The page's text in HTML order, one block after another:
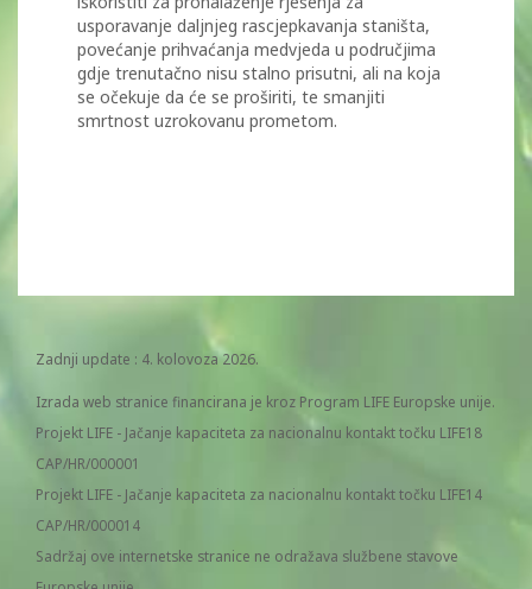
usporavanje daljnjeg rascjepkavanja staništa,
povećanje prihvaćanja medvjeda u područjima
gdje trenutačno nisu stalno prisutni, ali na koja
se očekuje da će se proširiti, te smanjiti
smrtnost uzrokovanu prometom.
Zadnji update : 4. kolovoza 2026.
Izrada web stranice financirana je kroz Program LIFE Europske unije.
Projekt LIFE - Jačanje kapaciteta za nacionalnu kontakt točku LIFE18
CAP/HR/000001
Projekt LIFE - Jačanje kapaciteta za nacionalnu kontakt točku LIFE14
CAP/HR/000014
Sadržaj ove internetske stranice ne odražava službene stavove